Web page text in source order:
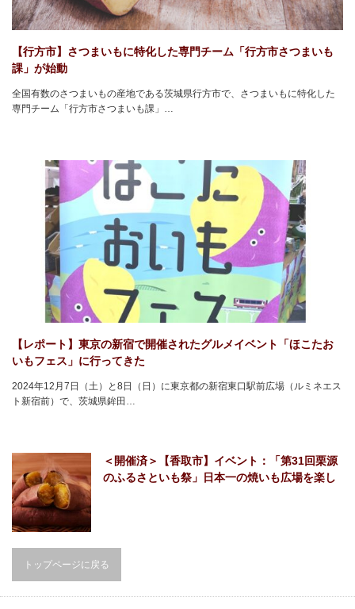
【行方市】さつまいもに特化した専門チーム「行方市さつまいも
課」が始動
全国有数のさつまいもの産地である茨城県行方市で、さつまいもに特化した
専門チーム「行方市さつまいも課」…
【レポート】東京の新宿で開催されたグルメイベント「ほこたお
いもフェス」に行ってきた
2024年12月7日（土）と8日（日）に東京都の新宿東口駅前広場（ルミネエス
ト新宿前）で、茨城県鉾田…
＜開催済＞【香取市】イベント：「第31回栗源
のふるさといも祭」日本一の焼いも広場を楽し
トップページに戻る